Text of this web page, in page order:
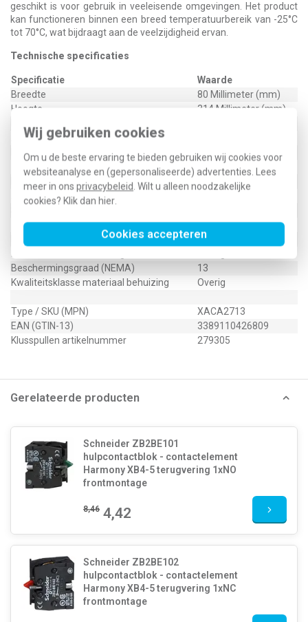
Wij gebruiken cookies
Om u de beste ervaring te bieden gebruiken wij cookies voor
websiteanalyse en (gepersonaliseerde) advertenties. Lees
meer in ons privacybeleid . Wilt u alleen noodzakelijke
cookies? Klik dan hier
Cookies accepteren
geschikt is voor gebruik in veeleisende omgevingen. Het product
kan functioneren binnen een breed temperatuurbereik van -25°C
tot 70°C, wat bijdraagt aan de veelzijdigheid ervan.
Technische specificaties
Specificatie
Waarde
Breedte
80 Millimeter (mm)
Hoogte
314 Millimeter (mm)
Aantal commandoposities
Kleur bovendeel behuizing
Geel
Geschikt voor noodstop
Ja
Materiaal behuizing
Kunststof
Aantal snelheden
Beschermingsgraad (IP)
IP65
Nom. bedrijfsstroom Ie bij AC15, 600 V
1,2 Ampère (A)
Kwaliteitsklasse behuizing
Beschermingsgraad (NEMA)
13
Kwaliteitsklasse materiaal behuizing
Overig
Type / SKU (MPN)
XACA2713
EAN (GTIN-13)
3389110426809
Klusspullen artikelnummer
279305
Gerelateerde producten
Schneider ZB2BE101
hulpcontactblok - contactelement
Harmony XB4-5 terugvering 1xNO
frontmontage
8,46 4,42
Schneider ZB2BE102
hulpcontactblok - contactelement
Harmony XB4-5 terugvering 1xNC
frontmontage